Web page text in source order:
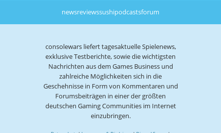
newsreviewssushipodcastsforum
consolewars liefert tagesaktuelle Spielenews,
exklusive Testberichte, sowie die wichtigsten
Nachrichten aus dem Games Business und
zahlreiche Möglichkeiten sich in die
Geschehnisse in Form von Kommentaren und
Forumsbeiträgen in einer der größten
deutschen Gaming Communities im Internet
einzubringen.